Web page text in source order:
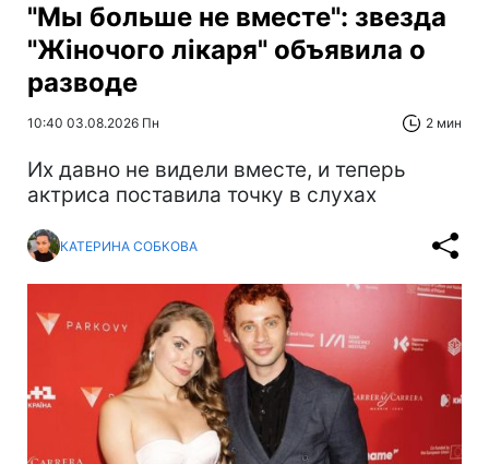
"Мы больше не вместе": звезда
"Жіночого лікаря" объявила о
разводе
10:40 03.08.2026 Пн 2 мин
Их давно не видели вместе, и теперь
актриса поставила точку в слухах
КАТЕРИНА СОБКОВА